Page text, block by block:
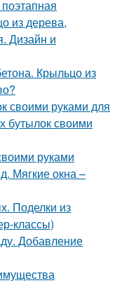
из дерева,
Дизайн и
Крыльцо из
своими руками для
бутылок своими
руками
Мягкие окна –
Поделки из
классы)
Добавление